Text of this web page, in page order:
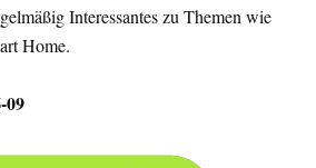
Interessantes zu Themen wie
Home.
09